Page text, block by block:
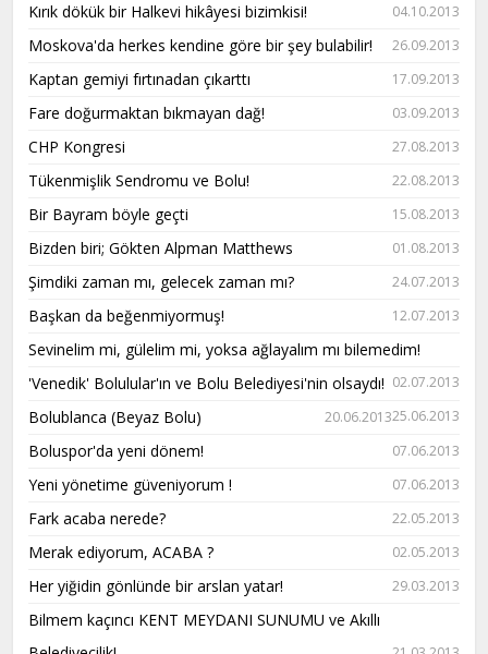
Kırık dökük bir Halkevi hikâyesi bizimkisi! 04.10.2013
Moskova'da herkes kendine göre bir şey bulabilir! 26.09.2013
Kaptan gemiyi fırtınadan çıkarttı 17.09.2013
Fare doğurmaktan bıkmayan dağ! 03.09.2013
CHP Kongresi 27.08.2013
Tükenmişlik Sendromu ve Bolu! 22.08.2013
Bir Bayram böyle geçti 15.08.2013
Bizden biri; Gökten Alpman Matthews 01.08.2013
Şimdiki zaman mı, gelecek zaman mı? 24.07.2013
Başkan da beğenmiyormuş! 12.07.2013
Sevinelim mi, gülelim mi, yoksa ağlayalım mı bilemedim!
02.07.2013
'Venedik' Bolulular'ın ve Bolu Belediyesi'nin olsaydı!
25.06.2013
Bolublanca (Beyaz Bolu) 20.06.2013
Boluspor'da yeni dönem! 07.06.2013
Yeni yönetime güveniyorum ! 07.06.2013
Fark acaba nerede? 22.05.2013
Merak ediyorum, ACABA ? 02.05.2013
Her yiğidin gönlünde bir arslan yatar! 29.03.2013
Bilmem kaçıncı KENT MEYDANI SUNUMU ve Akıllı